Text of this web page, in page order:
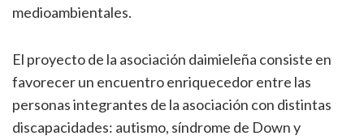
medioambientales.
El proyecto de la asociación daimieleña consiste en
favorecer un encuentro enriquecedor entre las
personas integrantes de la asociación con distintas
discapacidades: autismo, síndrome de Down y